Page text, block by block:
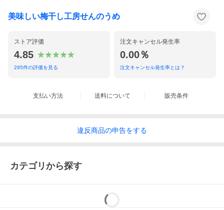
美味しい梅干し工房せんのうめ
ストア評価
4.85
295件の評価を見る
注文キャンセル発生率
0.00％
注文キャンセル発生率とは？
支払い方法 送料について 販売条件
違反商品の申告をする
カテゴリから探す